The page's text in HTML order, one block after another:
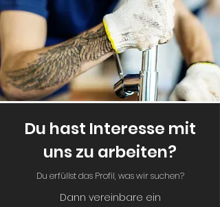
Du hast Interesse mit
uns zu arbeiten?
Du erfüllst das Profil, was wir suchen?
Dann vereinbare ein